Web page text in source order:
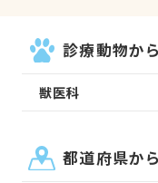
診療動物か
獣医科
都道府県か